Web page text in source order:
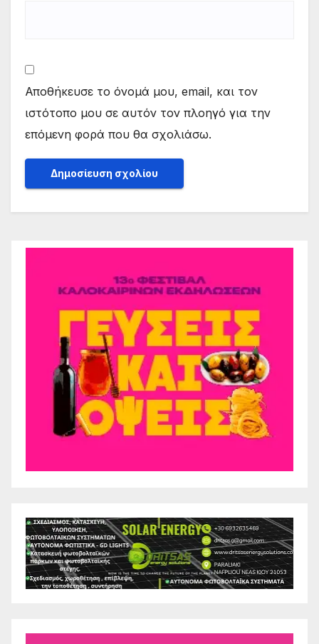
Αποθήκευσε το όνομά μου, email, και τον
ιστότοπο μου σε αυτόν τον πλοηγό για την
επόμενη φορά που θα σχολιάσω.